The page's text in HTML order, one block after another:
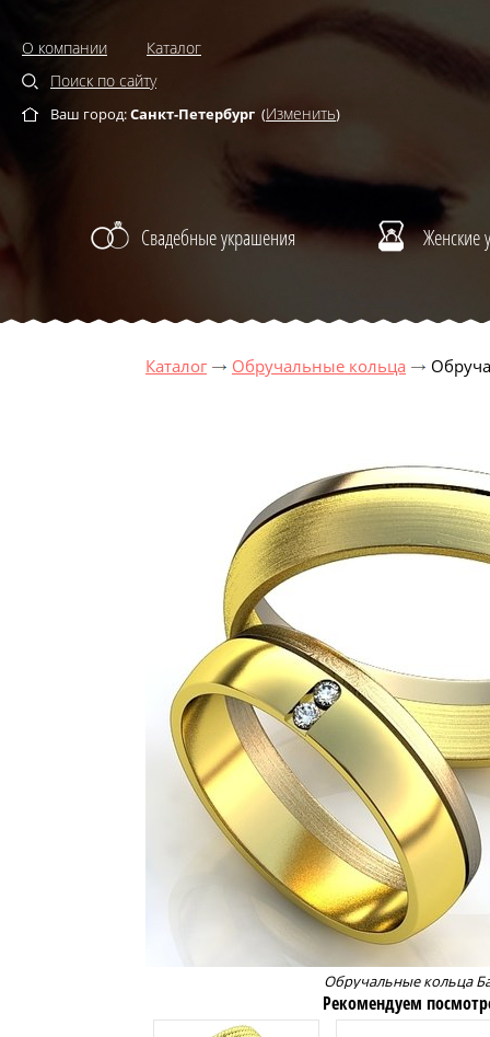
О компании
Каталог
Поиск по сайту
Ваш город:Санкт-Петербург (Изменить)
Свадебные украшения Женские
Каталог Обручальные кольца
Обручальные кольца
Рекомендуем